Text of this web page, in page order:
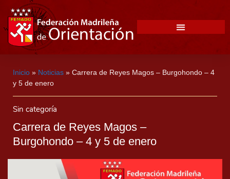
Inicio » Noticias » Carrera de Reyes Magos – Burgohondo – 4
y 5 de enero
Sin categoría
Carrera de Reyes Magos –
Burgohondo – 4 y 5 de enero